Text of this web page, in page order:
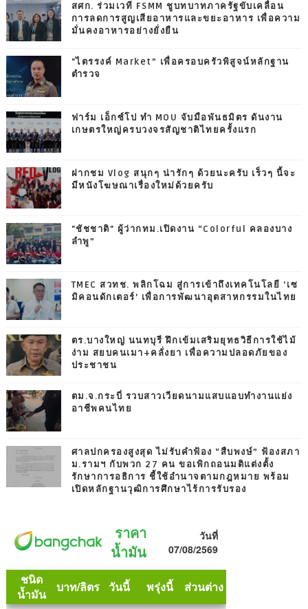
สศก. ร่วมเวที FSMM ชูบทบาทภาครัฐขับเคลื่อน
การลดการสูญเสียอาหารและขยะอาหาร เพื่อความ
มั่นคงอาหารอย่างยั่งยืน
"ไตรรงค์ Market” เพื่อครอบครัวพิสูจน์หลักฐาน
ตำรวจ
ฟาร์ม เอ็กซ์โป ทำ MOU จับมือพันธมิตร ดันงาน
เกษตรใหญ่ครบวงจรสัญชาติไทยครั้งแรก
ฝากชม Vlog สนุกๆ น่ารักๆ ด้วยนะครับ เร็วๆ นี้จะ
มีหนังโฆษณาเรื่องใหม่ด้วยครับ
"ชัชชาติ" ผู้ว่ากทม.เปิดงาน “Colorful คลองบาง
ลำพู”
TMEC สวทช. พลิกโฉม สู่การเข้าถึงเทคโนโลยี ‘เซ
มิคอนดักเตอร์’ เพื่อการพัฒนาอุตสาหกรรมในไทย
ตร.บางใหญ่ นนทบุรี ฝึกเข้มเสริมยุทธวิธีการใช้ไม้
ง่าม สยบคนเมา+คลั่งยา เพื่อความปลอดภัยของ
ประชาชน
ตม.จ.กระบี่ รวบสาวเวียดนามแสบแอบทำงานแย่ง
อาชีพคนไทย
ศาลปกครองสูงสุด ไม่รับคำฟ้อง “สืบพงษ์” ฟ้องสภา
ม.รามฯ กับพวก 27 คน ขอเพิกถอนมติแต่งตั้ง
รักษาการอธิการ ชี้ใช้อำนาจตามกฎหมาย พร้อม
เปิดหลักฐานวุฒิการศึกษาไร้การรับรอง